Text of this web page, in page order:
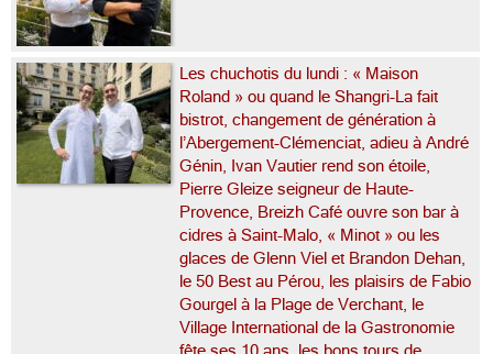
Les chuchotis du lundi : « Maison
Roland » ou quand le Shangri-La fait
bistrot, changement de génération à
l’Abergement-Clémenciat, adieu à André
Génin, Ivan Vautier rend son étoile,
Pierre Gleize seigneur de Haute-
Provence, Breizh Café ouvre son bar à
cidres à Saint-Malo, « Minot » ou les
glaces de Glenn Viel et Brandon Dehan,
le 50 Best au Pérou, les plaisirs de Fabio
Gourgel à la Plage de Verchant, le
Village International de la Gastronomie
fête ses 10 ans, les bons tours de